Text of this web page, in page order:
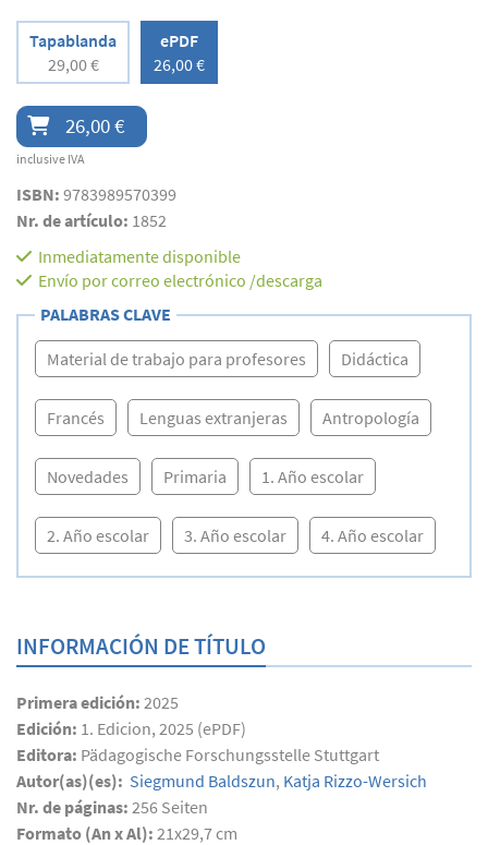
Tapablanda
29,00 €
ePDF
26,00 €
26,00 €
inclusive IVA
ISBN: 9783989570399
Nr. de artículo: 1852
Inmediatamente disponible
Envío por correo electrónico /descarga
PALABRAS CLAVE
Material de trabajo para profesores Didáctica
Francés Lenguas extranjeras Antropología
Novedades Primaria 1. Año escolar
2. Año escolar 3. Año escolar 4. Año escolar
INFORMACIÓN DE TÍTULO
Primera edición: 2025
Edición: 1. Edicion, 2025 (ePDF)
Editora: Pädagogische Forschungsstelle Stuttgart
Autor(as)(es): Siegmund Baldszun, Katja Rizzo-Wersich
Nr. de páginas: 256 Seiten
Formato (An x Al): 21x29,7 cm